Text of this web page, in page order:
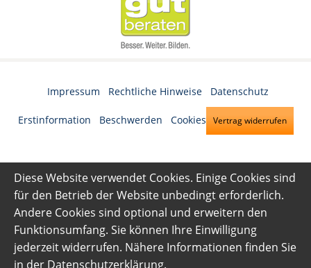
Impressum Rechtliche Hinweise Datenschutz
Erstinformation Beschwerden Cookies Vertrag widerrufen
Diese Website verwendet Cookies. Einige Cookies sind
für den Betrieb der Website unbedingt erforderlich.
Andere Cookies sind optional und erweitern den
Funktionsumfang. Sie können Ihre Einwilligung
jederzeit widerrufen. Nähere Informationen finden Sie
in der Datenschutzerklärung.